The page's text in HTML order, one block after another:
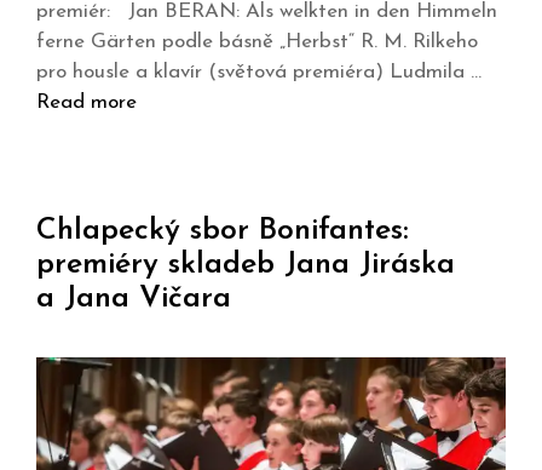
premiér: Jan BERAN: Als welkten in den Himmeln
ferne Gärten podle básně „Herbst“ R. M. Rilkeho
pro housle a klavír (světová premiéra) Ludmila …
Read more
Chlapecký sbor Bonifantes:
premiéry skladeb Jana Jiráska
a Jana Vičara